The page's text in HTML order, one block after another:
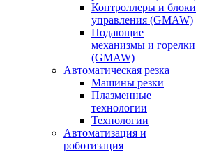
Контроллеры и блоки
управления (GMAW)
Подающие
механизмы и горелки
(GMAW)
Автоматическая резка
Машины резки
Плазменные
технологии
Технологии
Автоматизация и
роботизация